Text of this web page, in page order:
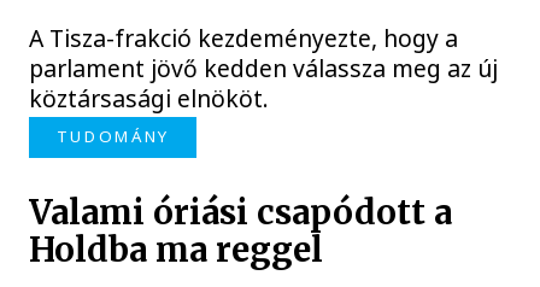
A Tisza-frakció kezdeményezte, hogy a
parlament jövő kedden válassza meg az új
köztársasági elnököt.
TUDOMÁNY
Valami óriási csapódott a
Holdba ma reggel